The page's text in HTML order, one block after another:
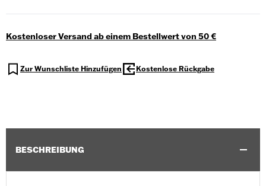
Kostenloser Versand ab einem Bestellwert von 50 €
Zur Wunschliste Hinzufügen Kostenlose Rückgabe
BESCHREIBUNG